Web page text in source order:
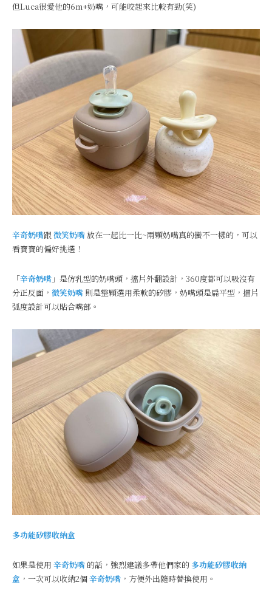
但Luca很愛他的6m+奶嘴，可能咬起來比較有勁(笑)
辛奇奶嘴跟 微笑奶嘴放在一起比一比~兩顆奶嘴真的蠻不一樣的，可以
看寶寶的偏好挑選！
「辛奇奶嘴 」是仿乳型的奶嘴頭，擋片外翻設計，360度都可以吸沒有
分正反面， 微笑奶嘴 則是整顆選用柔軟的矽膠，奶嘴頭是扁平型，擋片
弧度設計可以貼合嘴部。
多功能矽膠收納盒
如果是使用 辛奇奶嘴 的話，強烈建議多帶他們家的 多功能矽膠收納
盒 ，一次可以收納2個辛奇奶嘴 ，方便外出隨時替換使用。